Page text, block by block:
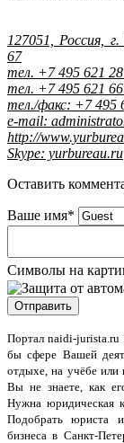
127051, Россия,
67
тел. +7 495 621
тел. +7 495 621
тел./факс: +7 495
e-mail:
http://
Skype: yurbureau.ru
Оставить
Ваше имя*
Символы на
Портал naidi-jurista.ru
бы сфере Вашей
отдыхе, на учёбе или
Вы не знаете, как
Нужна юридическая
Подобрать юриста
бизнеса в Санкт-